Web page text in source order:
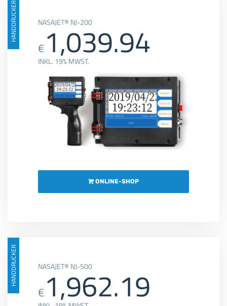
NASAJET® NJ-200
€1,039.94
INKL. 19% MWST.
ONLINE-SHOP
HANDDRUCKER
NASAJET® NJ-500
€1,962.19
HANDDRUCKER